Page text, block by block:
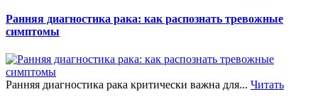
Ранняя диагностика рака: как распознать тревожные
симптомы
Ранняя диагностика рака критически важна для... Читать